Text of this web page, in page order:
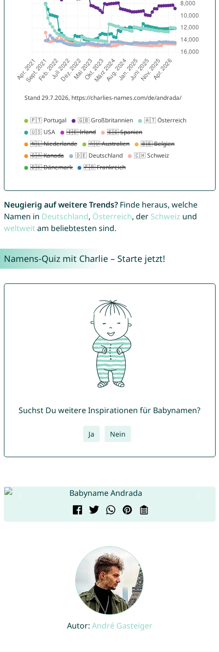
Neugierig auf weitere Trends?Finde heraus, welche
Namen in Deutschland, Österreich, der Schweiz und
weltweitam beliebtesten sind.
Namens-Quiz mit Charlie – Starte jetzt!
Suchst Du weitere Inspirationen für Babynamen?
Ja Nein
Autor: André Gasteiger